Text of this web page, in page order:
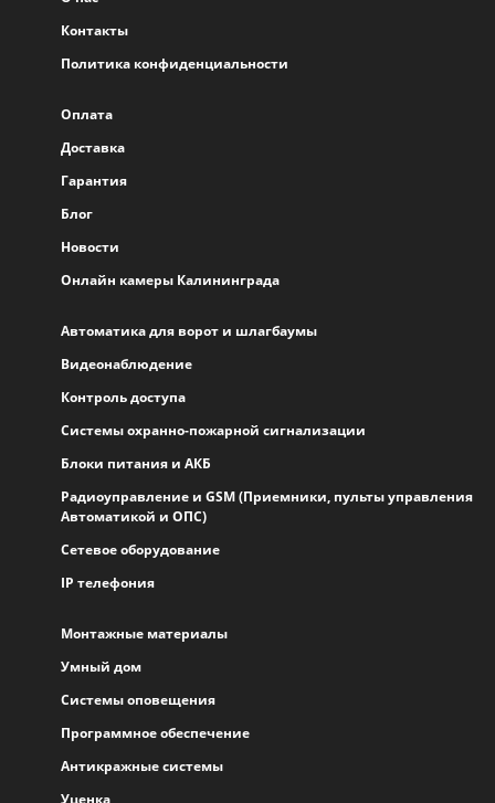
Контакты
Политика конфиденциальности
Оплата
Доставка
Гарантия
Блог
Новости
Онлайн камеры Калининграда
Автоматика для ворот и шлагбаумы
Видеонаблюдение
Контроль доступа
Системы охранно-пожарной сигнализации
Блоки питания и АКБ
Радиоуправление и GSM (Приемники, пульты управления
Автоматикой и ОПС)
Сетевое оборудование
IP телефония
Монтажные материалы
Умный дом
Системы оповещения
Программное обеспечение
Антикражные системы
Уценка